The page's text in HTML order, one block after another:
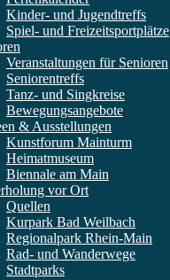
Kinder- und Jugendtreffs
Spiel- und Freizeitsportplätze
Veranstaltungen für Senioren
Seniorentreffs
Tanz- und Singkreise
Bewegungsangebote
& Ausstellungen
Kunstforum Mainturm
Heimatmuseum
Biennale am Main
vor Ort
Quellen
Kurpark Bad Weilbach
Regionalpark Rhein-Main
Rad- und Wanderwege
Stadtparks